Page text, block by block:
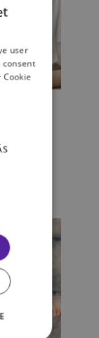
user
consent